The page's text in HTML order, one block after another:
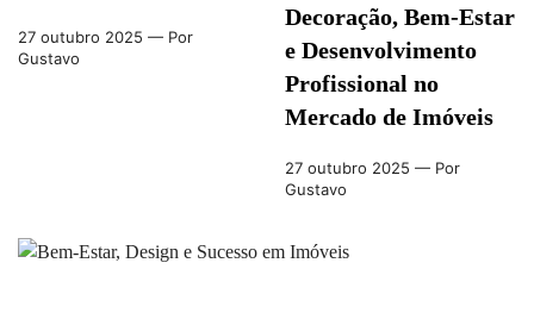
27 outubro 2025 — Por
Gustavo
Decoração, Bem-Estar
e Desenvolvimento
Profissional no
Mercado de Imóveis
27 outubro 2025 — Por
Gustavo